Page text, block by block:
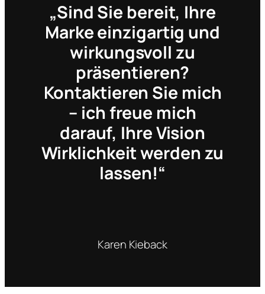
„Sind Sie bereit, Ihre
Marke einzigartig und
wirkungsvoll zu
präsentieren?
Kontaktieren Sie mich
– ich freue mich
darauf, Ihre Vision
Wirklichkeit werden zu
lassen!“
Karen Kieback